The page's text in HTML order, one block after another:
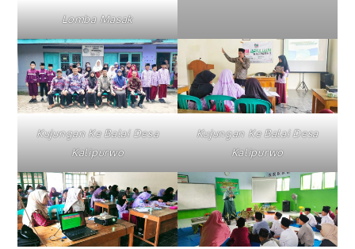
Lomba Masak
Kujungan Ke Balai Desa
Kalipurwo
Kujungan Ke Balai Desa
Kalipurwo